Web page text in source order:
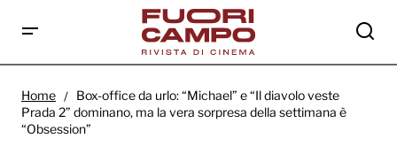
veste Prada 2” dominano, ma la vera
sorpresa della settimana è “Obsession”
Home
Box-office da urlo: “Michael” e “Il diavolo veste
Prada 2” dominano, ma la vera sorpresa della settimana è
“Obsession”